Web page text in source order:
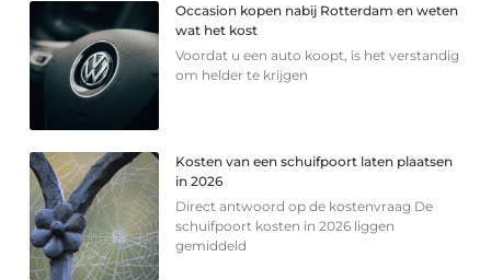
Occasion kopen nabij Rotterdam en weten
wat het kost
Voordat u een auto koopt, is het verstandig
om helder te krijgen
Kosten van een schuifpoort laten plaatsen
in 2026
Direct antwoord op de kostenvraag De
schuifpoort kosten in 2026 liggen
gemiddeld